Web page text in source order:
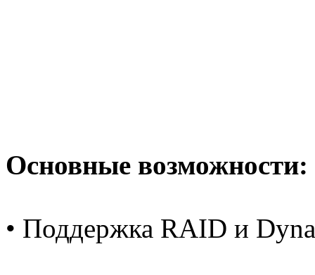
Основные возможности:
• Поддержка RAID и